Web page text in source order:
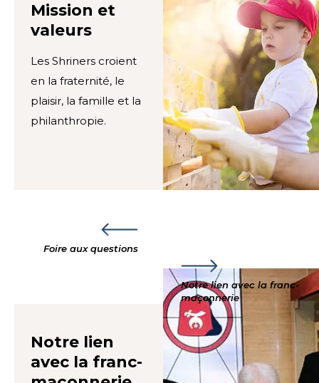
Mission et
valeurs
Les Shriners croient
en la fraternité, le
plaisir, la famille et la
philanthropie.
Foire aux questions
Notre lien avec la franc-
maçonnerie
Notre lien
avec la franc-